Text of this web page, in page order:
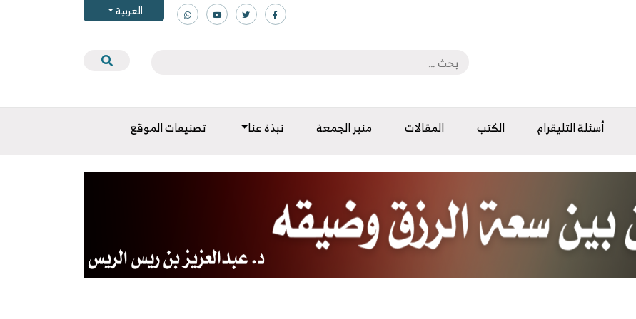
العربية
أسئلة التليقرام الكتب المقالات منبر الجمعة نبذة عنا تصنيفات الموقع